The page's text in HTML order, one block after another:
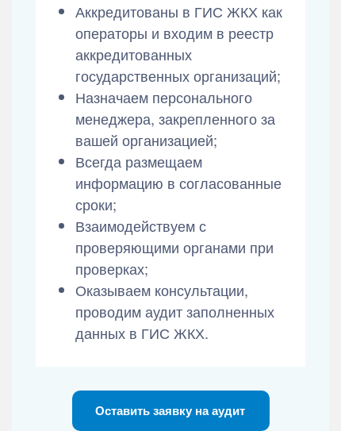
Аккредитованы в ГИС ЖКХ как
операторы и входим в реестр
аккредитованных
государственных организаций;
Назначаем персонального
менеджера, закрепленного за
вашей организацией;
Всегда размещаем
информацию в согласованные
сроки;
Взаимодействуем с
проверяющими органами при
проверках;
Оказываем консультации,
проводим аудит заполненных
данных в ГИС ЖКХ.
Оставить заявку на аудит